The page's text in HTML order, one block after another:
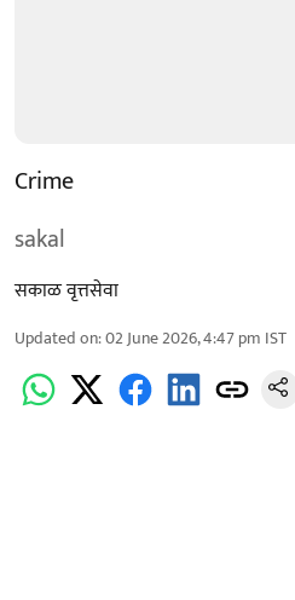
Crime
sakal
सकाळ वृत्तसेवा
Updated on:02 June 2026, 4:47 pm IST